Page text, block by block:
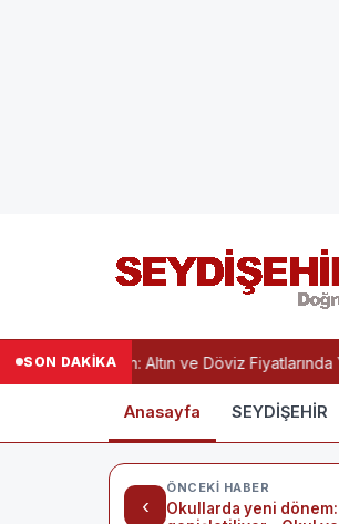
SON DAKİKA
Hareketli Gün: Altın ve Döviz Fiyatlarında
Anasayfa SEYDİŞEHİR
‹
ÖNCEKI HABER
Okullarda yeni